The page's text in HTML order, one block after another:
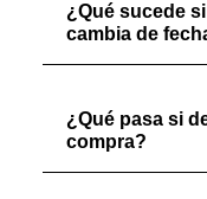
¿Qué sucede
cambia de
¿Qué pasa si
compra?